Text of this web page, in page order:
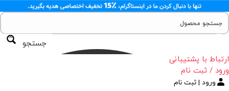
جستجو
ارتباط با پشتیبانی
ورود / ثبت نام
ورود | ثبت نام